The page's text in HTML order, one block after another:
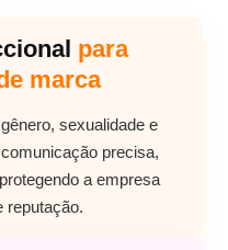
para
marca
sexualidade e
precisa,
a empresa
reputação.